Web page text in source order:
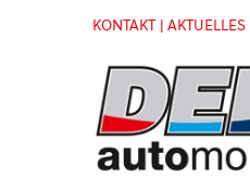
KONTAKT | AKTUELLES